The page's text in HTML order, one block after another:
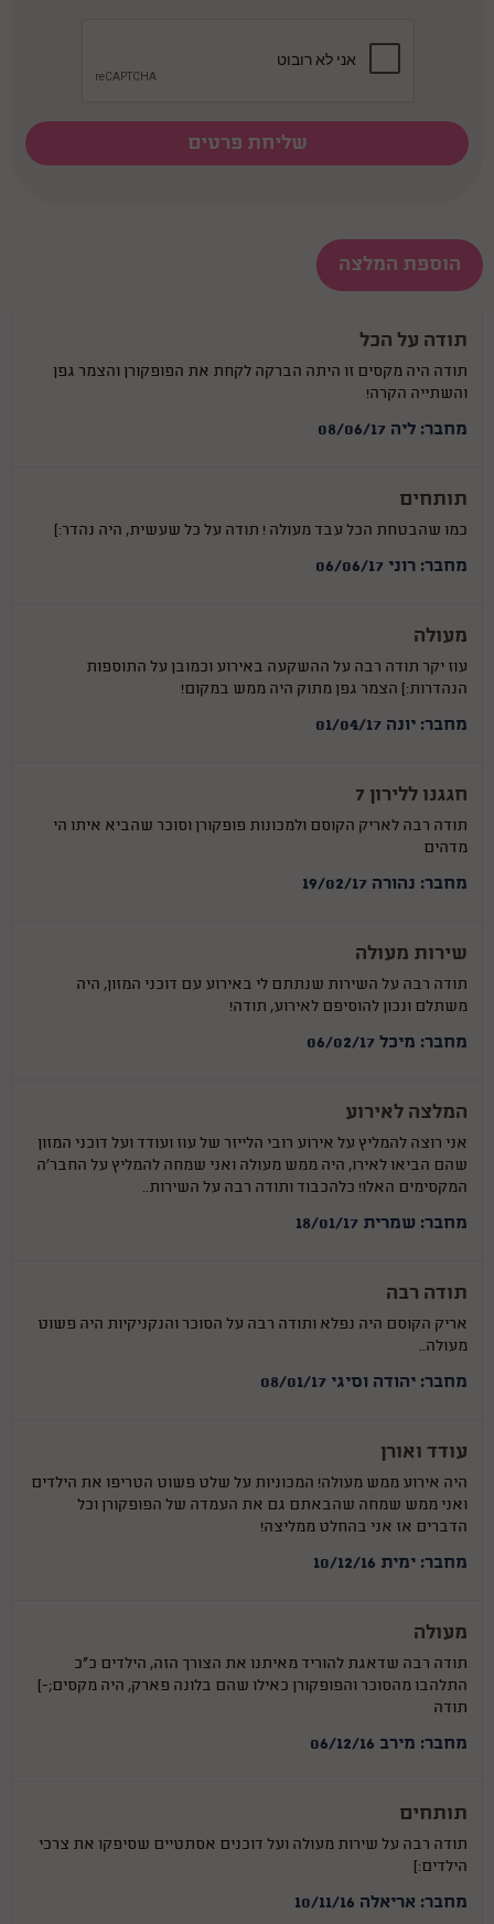
הוספת המלצה
תודה על הכל
תודה היה מקסים זו היתה הברקה לקחת את הפופקורן והצמר גפן
והשתייה הקרה!
מחבר: ליה 08/06/17
תותחים
כמו שהבטחת הכל עבד מעולה ! תודה על כל שעשית, היה נהדר:)
מחבר: רוני 06/06/17
מעולה
עוז יקר תודה רבה על ההשקעה באירוע וכמובן על התוספות
הנהדרות:) הצמר גפן מתוק היה ממש במקום!
מחבר: יונה 01/04/17
חגגנו ללירון 7
תודה רבה לאריק הקוסם ולמכונות פופקורן וסוכר שהביא איתו הי
מדהים
מחבר: נהורה 19/02/17
שירות מעולה
תודה רבה על השירות שנתתם לי באירוע עם דוכני המזון, היה
משתלם ונכון להוסיפם לאירוע, תודה!
מחבר: מיכל 06/02/17
המלצה לאירוע
אני רוצה להמליץ על אירוע רובי הלייזר של עוז ועודד ועל דוכני המזון
שהם הביאו לאירו, היה ממש מעולה ואני שמחה להמליץ על החבר'ה
המקסימים האלו! כלהכבוד ותודה רבה על השירות..
מחבר: שמרית 18/01/17
תודה רבה
אריק הקוסם היה נפלא ותודה רבה על הסוכר והנקניקיות היה פשוט
מעולה..
מחבר: יהודה וסיגי 08/01/17
עודד ואורן
היה אירוע ממש מעולה! המכוניות על שלט פשוט הטריפו את הילדים
ואני ממש שמחה שהבאתם גם את העמדה של הפופקורן וכל
הדברים אז אני בהחלט ממליצה!
מחבר: ימית 10/12/16
מעולה
תודה רבה שדאגת להוריד מאיתנו את הצורך הזה, הילדים כ"כ
התלהבו מהסוכר והפופקורן כאילו שהם בלונה פארק, היה מקסים;-)
תודה
מחבר: מירב 06/12/16
תותחים
תודה רבה על שירות מעולה ועל דוכנים אסתטיים שסיפקו את צרכי
הילדים:)
מחבר: אריאלה 10/11/16